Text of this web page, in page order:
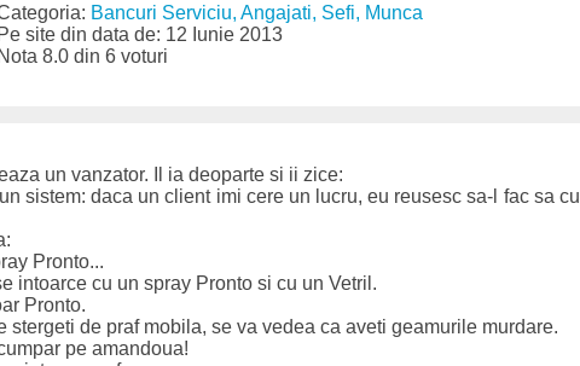
Bancuri Serviciu, Angajati, Sefi, Munca
Pe site din data de: 12 Iunie 2013
Nota 8.0 din 6 voturi
un vanzator. Il ia deoparte si ii zice:
sistem: daca un client imi cere un lucru, eu reusesc sa-l fac sa
Pronto...
intoarce cu un spray Pronto si cu un Vetril.
Pronto.
stergeti de praf mobila, se va vedea ca aveti geamurile murdare.
pe amandoua!